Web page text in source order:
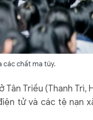
các chất ma túy.
Tân Triều (Thanh Trì,
tử và các tệ nạn